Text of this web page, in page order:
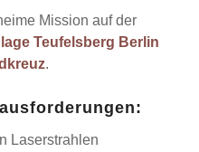
Mission auf der
Teufelsberg Berlin
.
Laserstrahlen